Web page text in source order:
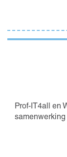
Prof-IT4all en
samenwerking